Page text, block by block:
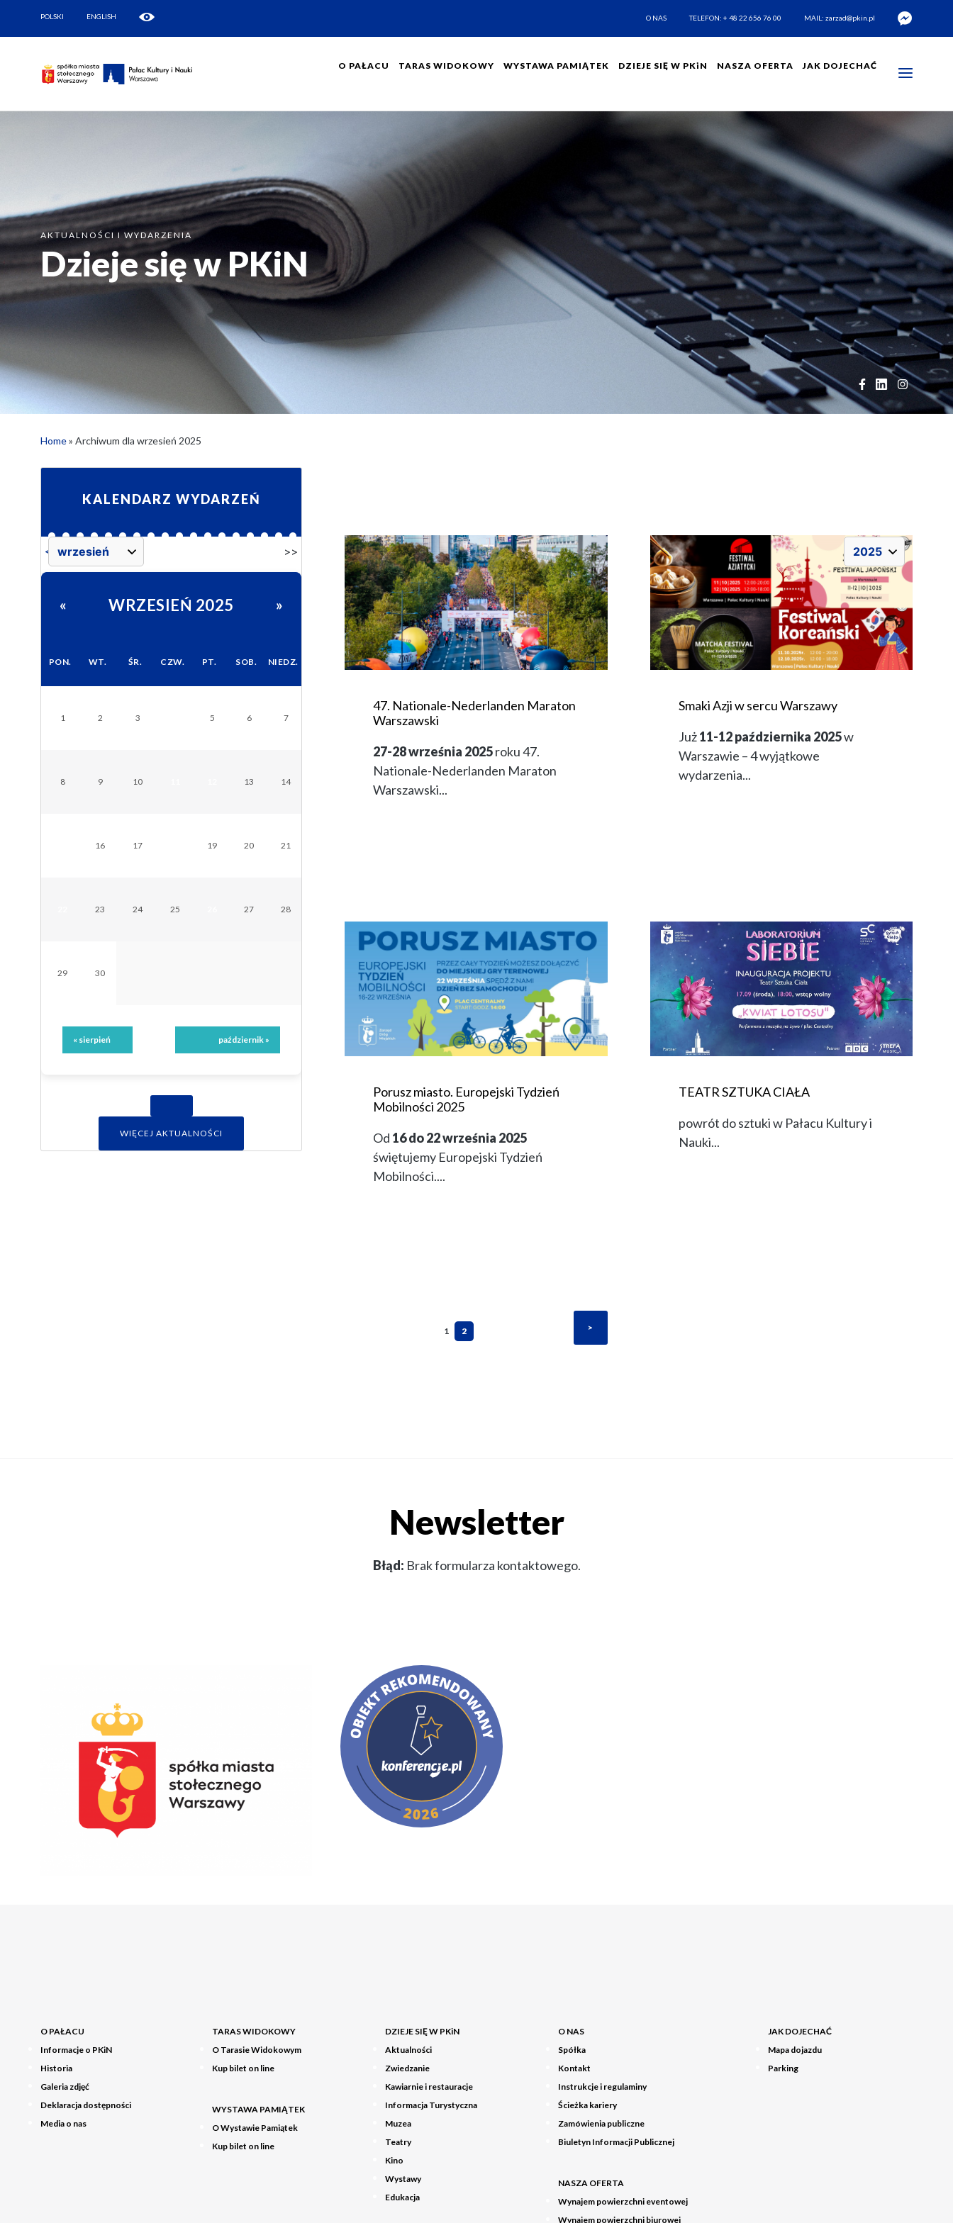
POLSKI ENGLISH O NAS TELEFON: + 48 22 656 76 00 MAIL: zarzad@pkin.pl
O PAŁACU TARAS WIDOKOWY WYSTAWA PAMIĄTEK DZIEJE SIĘ W PKiN NASZA OFERTA JAK DOJECHAĆ
AKTUALNOŚCI I WYDARZENIA
Dzieje się w PKiN
Home» Archiwum dla wrzesień 2025
KALENDARZ WYDARZEŃ
<< >>
« WRZESIEŃ 2025 »
PON. WT. ŚR. CZW. PT. SOB. NIEDZ.
1 2 3 5 6 7
8 9 10 13 14
16 17 19 20 21
23 24 25 27 28
29 30
« sierpień październik »
WIĘCEJ AKTUALNOŚCI
47. Nationale-Nederlanden Maraton
Warszawski
27-28 września 2025roku 47.
Nationale-Nederlanden Maraton
Warszawski...
Smaki Azji w sercu Warszawy
Już11-12 października 2025w
Warszawie – 4 wyjątkowe
wydarzenia...
Porusz miasto. Europejski Tydzień
Mobilności 2025
Od 16 do 22 września 2025
świętujemy Europejski Tydzień
Mobilności....
TEATR SZTUKA CIAŁA
powrót do sztuki w Pałacu Kultury i
Nauki...
Strona
1 Strona
2 >
Newsletter
Błąd: Brak formularza kontaktowego.
O PAŁACU
Informacje o PKiN
Historia
Galeria zdjęć
Deklaracja dostępności
Media o nas
TARAS WIDOKOWY
O Tarasie Widokowym
Kup bilet on line
WYSTAWA PAMIĄTEK
O Wystawie Pamiątek
Kup bilet on line
DZIEJE SIĘ W PKiN
Aktualności
Zwiedzanie
Kawiarnie i restauracje
Informacja Turystyczna
Muzea
Teatry
Kino
Wystawy
Edukacja
O NAS
Spółka
Kontakt
Instrukcje i regulaminy
Ścieżka kariery
Zamówienia publiczne
Biuletyn Informacji Publicznej
NASZA OFERTA
Wynajem powierzchni eventowej
Wynajem powierzchni biurowej
JAK DOJECHAĆ
Mapa dojazdu
Parking